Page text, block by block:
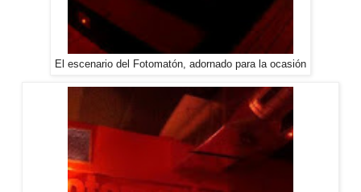
El escenario del Fotomatón, adornado para la ocasión